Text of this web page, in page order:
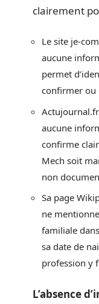
clairement
Le site je-
aucune
permet
confirmer ou
aucune
confirme
Mech soit
non
Sa page
ne
familiale
sa date de
profession y
L’absence